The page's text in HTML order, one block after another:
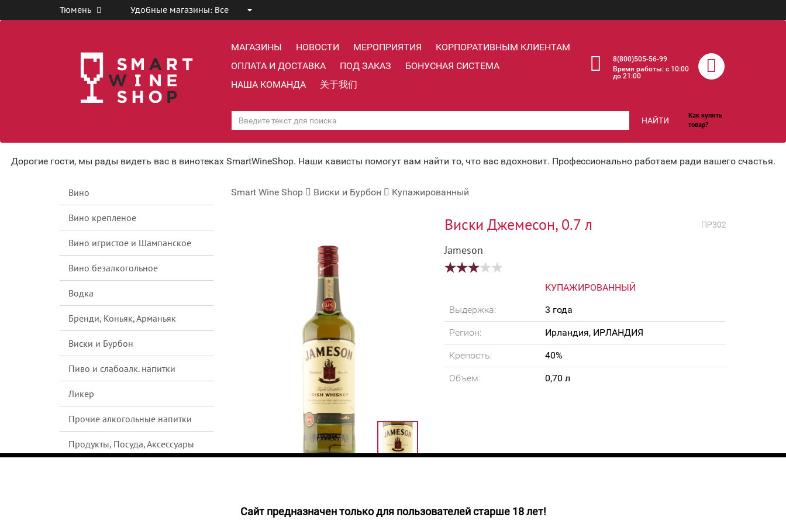
Тюмень Удобные магазины: Все
МАГАЗИНЫ НОВОСТИ МЕРОПРИЯТИЯ
КОРПОРАТИВНЫМ КЛИЕНТАМ
ОПЛАТА И ДОСТАВКА
ПОД ЗАКАЗ
БОНУСНАЯ СИСТЕМА
НАША КОМАНДА
关于我们
8(800)505-56-99
Время работы: c 10:00
до 21:00
НАЙТИ
Как купить
товар?
Дорогие гости, мы рады видеть вас в винотеках SmartWineShop. Наши кависты помогут вам найти то, что вас вдохновит. Профессионально работаем ради вашего счастья.
Вино
Вино крепленое
Вино игристое и Шампанское
Вино безалкогольное
Водка
Бренди, Коньяк, Арманьяк
Виски и Бурбон
Пиво и слабоалк. напитки
Ликер
Прочие алкогольные напитки
Продукты, Посуда, Аксессуары
Smart Wine Shop Виски и Бурбон Купажированный
Виски Джемесон, 0.7 л ПР302
Jameson
КУПАЖИРОВАННЫЙ
Выдержка:
3 года
Регион: Ирландия, ИРЛАНДИЯ
Крепость: 40%
Объем: 0,70 л
НЕТ В НАЛИЧИИ
Самый популярный ирландский виски золотисто-янтарного
Cайт предназначен только для пользователей старше 18 лет!